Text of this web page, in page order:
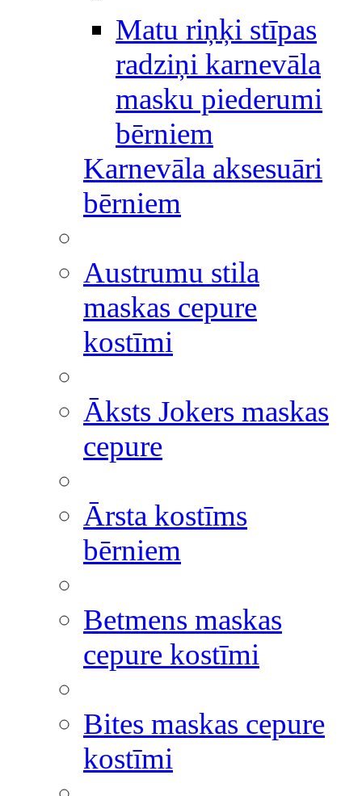
Matu riņķi stīpas
radziņi karnevāla
masku piederumi
bērniem
Karnevāla aksesuāri
bērniem
Austrumu stila
maskas cepure
kostīmi
Āksts Jokers maskas
cepure
Ārsta kostīms
bērniem
Betmens maskas
cepure kostīmi
Bites maskas cepure
kostīmi